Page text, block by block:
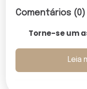
Comentários (0)
Torne-se um
Leia